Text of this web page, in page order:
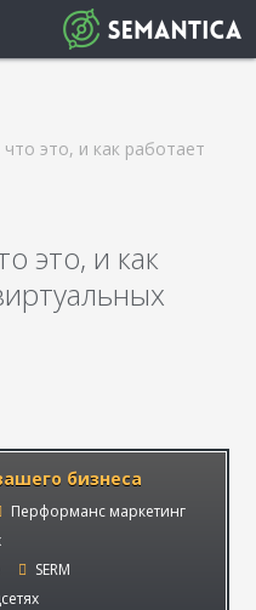
это, и как работает
это, и как
бизнеса
Перформанс маркетинг
SERM